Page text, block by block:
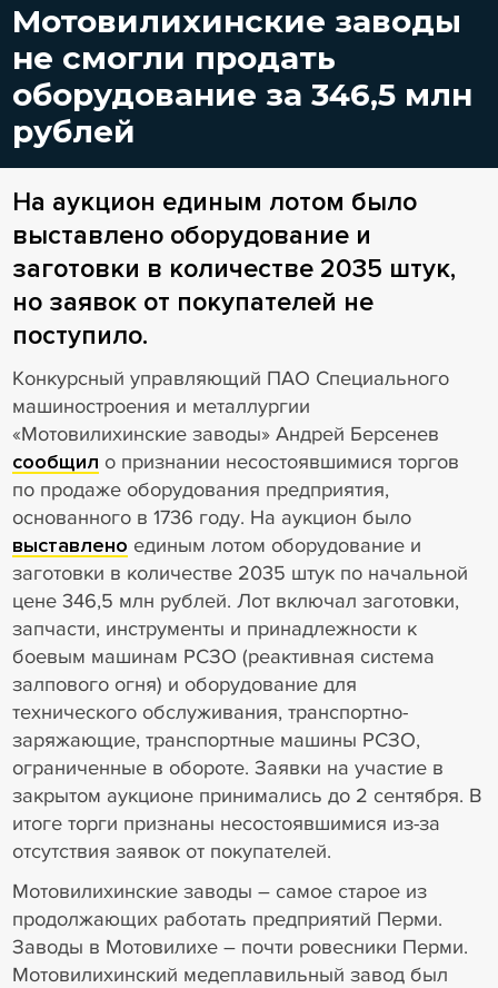
Мотовилихинские заводы
не смогли продать
оборудование за 346,5 млн
рублей
На аукцион единым лотом было
выставлено оборудование и
заготовки в количестве 2035 штук,
но заявок от покупателей не
поступило.
Конкурсный управляющий ПАО Специального
машиностроения и металлургии
«Мотовилихинские заводы» Андрей Берсенев
сообщил о признании несостоявшимися торгов
по продаже оборудования предприятия,
основанного в 1736 году. На аукцион было
выставлено единым лотом оборудование и
заготовки в количестве 2035 штук по начальной
цене 346,5 млн рублей. Лот включал заготовки,
запчасти, инструменты и принадлежности к
боевым машинам РСЗО (реактивная система
залпового огня) и оборудование для
технического обслуживания, транспортно-
заряжающие, транспортные машины РСЗО,
ограниченные в обороте. Заявки на участие в
закрытом аукционе принимались до 2 сентября. В
итоге торги признаны несостоявшимися из-за
отсутствия заявок от покупателей.
Мотовилихинские заводы – самое старое из
продолжающих работать предприятий Перми.
Заводы в Мотовилихе – почти ровесники Перми.
Мотовилихинский медеплавильный завод был